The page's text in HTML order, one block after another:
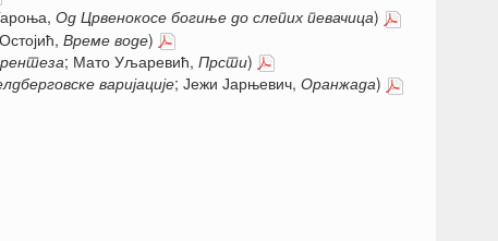
Од Црвенокосе богиње до слепих певачица)
Време воде)
а; Мато Уљаревић, Прсти)
варијације; Јежи Јарњевич, Оранжада)